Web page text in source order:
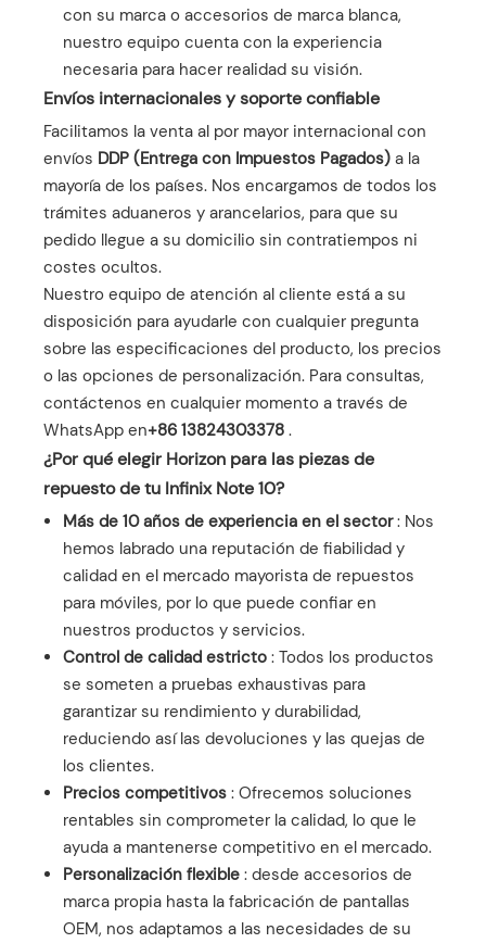
con su marca o accesorios de marca blanca,
nuestro equipo cuenta con la experiencia
necesaria para hacer realidad su visión.
Envíos internacionales y soporte confiable
Facilitamos la venta al por mayor internacional con
envíos DDP (Entrega con Impuestos Pagados) a la
mayoría de los países. Nos encargamos de todos los
trámites aduaneros y arancelarios, para que su
pedido llegue a su domicilio sin contratiempos ni
costes ocultos.
Nuestro equipo de atención al cliente está a su
disposición para ayudarle con cualquier pregunta
sobre las especificaciones del producto, los precios
o las opciones de personalización. Para consultas,
contáctenos en cualquier momento a través de
WhatsApp en+86 13824303378 .
¿Por qué elegir Horizon para las piezas de
repuesto de tu Infinix Note 10?
Más de 10 años de experiencia en el sector: Nos
hemos labrado una reputación de fiabilidad y
calidad en el mercado mayorista de repuestos
para móviles, por lo que puede confiar en
nuestros productos y servicios.
Control de calidad estricto : Todos los productos
se someten a pruebas exhaustivas para
garantizar su rendimiento y durabilidad,
reduciendo así las devoluciones y las quejas de
los clientes.
Precios competitivos : Ofrecemos soluciones
rentables sin comprometer la calidad, lo que le
ayuda a mantenerse competitivo en el mercado.
Personalización flexible : desde accesorios de
marca propia hasta la fabricación de pantallas
OEM, nos adaptamos a las necesidades de su